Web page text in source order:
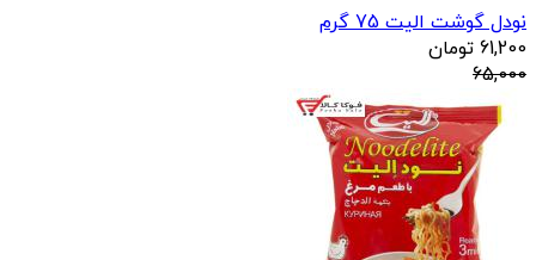
نودل گوشت الیت 75 گرم
61,200 تومان
65,000